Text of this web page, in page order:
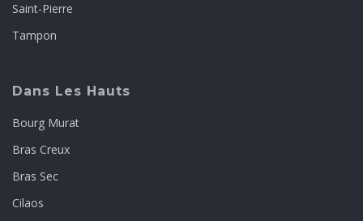
Saint-Pierre
Tampon
Dans Les Hauts
Bourg Murat
Bras Creux
Bras Sec
Cilaos